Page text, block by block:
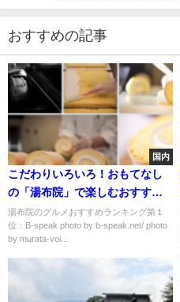
おすすめの記事
国内
こだわりいろいろ！おもてなし
の「湯布院」で楽しむおすすめ
グルメランキング
湯布院のグルメおすすめランキング第１
位：B-speak photo by b-speak.net/ photo
by murata-voi...